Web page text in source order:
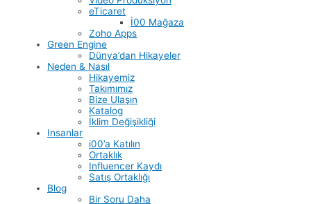
eTicaret
İ00 Mağaza
Zoho Apps
Green Engine
Dünya’dan Hikayeler
Neden & Nasıl
Hikayemiz
Takımımız
Bize Ulaşın
Katalog
İklim Değişikliği
Insanlar
i00’a Katılın
Ortaklık
Influencer Kaydı
Satış Ortaklığı
Blog
Bir Soru Daha